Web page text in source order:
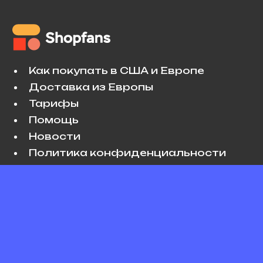
Как покупать в США и Европе
Доставка из Европы
Тарифы
Помощь
Новости
Политика конфиденциальности